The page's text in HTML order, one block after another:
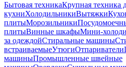
Бытовая техникаКрупная техника
кухниХолодильникиВытяжки
плитыМорозильники
плитыВинные шкафыМини-
за одеждойСтиральные машины
встраиваемыеУтюгиОтпариватели
машиныПромышленные швейные